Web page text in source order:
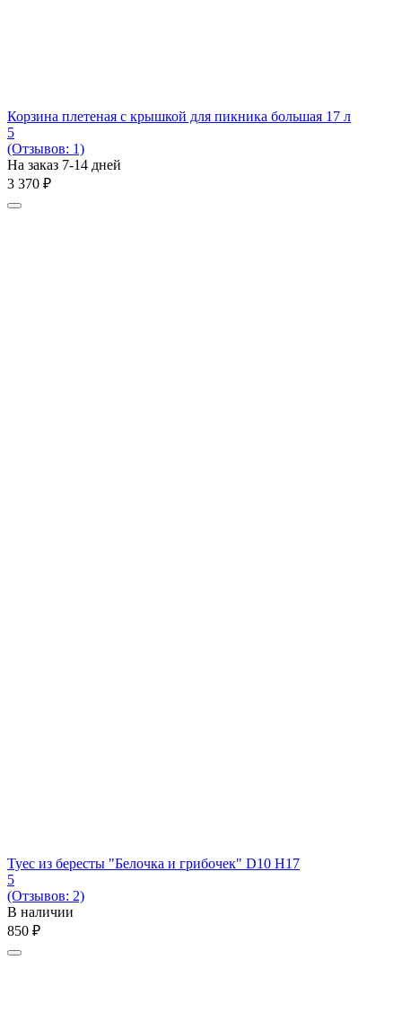
Корзина плетеная с крышкой для пикника большая 17 л
5
(Отзывов: 1)
На заказ 7-14 дней
3 370 ₽
Туес из бересты "Белочка и грибочек" D10 H17
5
(Отзывов: 2)
В наличии
‍850‍ ₽